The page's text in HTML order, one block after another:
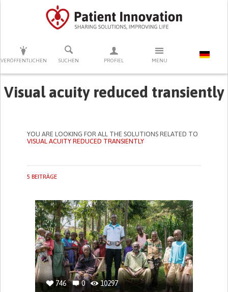
VERÖFFENTLICHEN SUCHEN PROFIEL MENU
DRÜCKEN SIE AUF ENTER UM DIE SUCHE ZU STARTEN
Visual acuity reduced transiently
YOU ARE LOOKING FOR ALL THE SOLUTIONS RELATED TO
VISUAL ACUITY REDUCED TRANSIENTLY
5 BEITRÄGE
746 0 10297